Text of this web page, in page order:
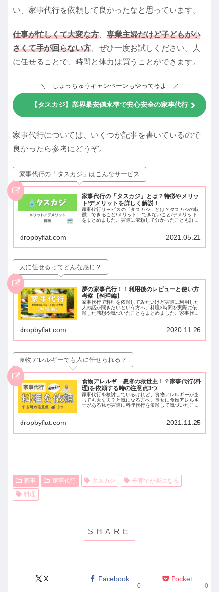
い、家事代行を依頼して良かったなと思っています。
仕事が忙しくて大変な方
専業主婦だけど子どもが小
さくて手が回らない方 、ぜひ一度お試しください。人
に任せることで、時間と体力は買うことができます。
＼ しょっちゅうキャンペーンもやってるよ ／
【タスカジ】業界最安値水準で安心安全の家事代行
家事代行については、いくつか記事を書いているので
良かったら参考にどうぞ。
家事代行の「タスカジ」はこんなサービス
家事代行の「タスカジ」とは？特徴やメリッ
ト/デメリットを詳しく解説！
家事代行サービスの「タスカジ」とは？タスカジの特
徴、できること/メリット、できないこと/デメリット
をまとめました。実際に依頼して分かったことも詳し
dropbyflat.com 2021.05.21
人に任せるってどんな感じ？
夢の家事代行！！利用後のレビューと使い方
考察【料理編】
家事代行で料理を依頼してみたいけど実際に利用した
人の話が聞きたいという方へ。料理3時間を実際に依
頼した感想や気づいたことをまとめました。家事代行
dropbyflat.com 2020.11.26
食物アレルギーでも人に任せられる？
食物アレルギー患者の救世主！？家事代行(料
理)を依頼する時の注意点3つ
家事代行を検討しているけれど、食物アレルギーがあ
っても大丈夫？と気になる方へ。長女に食物アレルギ
ーがある私が実際に料理代行を依頼して気づいたこと
dropbyflat.com 2021.11.25
家事 家事代行 タスカジ
子育てが楽になる
料理
X Facebook
0
Pocket
0